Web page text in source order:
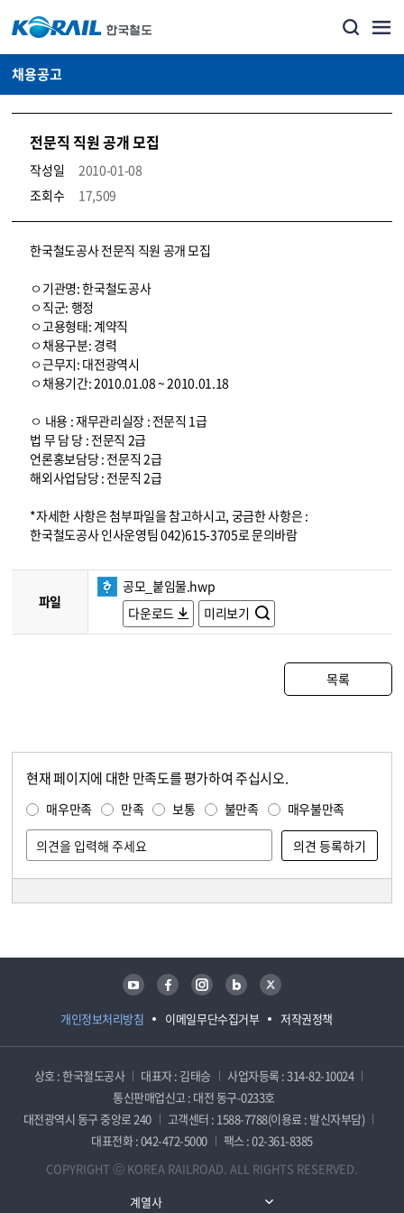
채용공고
전문직 직원 공개 모집
작성일
2010-01-08
조회수
17,509
코레일소개_경영공시_채용공고 상세보기 – 내용, 파일, 담당자 연락처로 구성
한국철도공사 전문직 직원 공개 모집
ㅇ기관명: 한국철도공사
ㅇ직군: 행정
ㅇ고용형태: 계약직
ㅇ채용구분: 경력
ㅇ근무지: 대전광역시
ㅇ채용기간: 2010.01.08 ~ 2010.01.18
ㅇ 내용 : 재무관리실장 : 전문직 1급
법 무 담 당 : 전문직 2급
언론홍보담당 : 전문직 2급
해외사업담당 : 전문직 2급
*자세한 사항은 첨부파일을 참고하시고, 궁금한 사항은 :
한국철도공사 인사운영팀 042)615-3705로 문의바람
파일
공모_붙임물.hwp
다운로드
미리보기
목록
현재 페이지에 대한 만족도를 평가하여 주십시오.
매우만족 만족 보통 불만족 매우불만족
개인정보처리방침 이메일무단수집거부 저작권정책
유튜브 페이스북 인스타그램 블로그 트위터
상호 : 한국철도공사 대표자 : 김태승
사업자등록 : 314-82-10024
통신판매업신고 : 대전 동구-0233호
대전광역시 동구 중앙로 240
고객센터 : 1588-7788(이용료 : 발신자부담)
대표전화 : 042-472-5000
팩스 : 02-361-8385
COPYRIGHT ⓒ KOREA RAILROAD. ALL RIGHTS RESERVED.
계열사